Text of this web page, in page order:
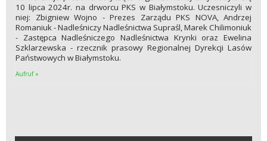
10 lipca 2024r. na drworcu PKS w Białymstoku. Uczesniczyli w
niej: Zbigniew Wojno - Prezes Zarządu PKS NOVA, Andrzej
Romaniuk - Nadleśniczy Nadleśnictwa Supraśl, Marek Chilimoniuk
- Zastępca Nadleśniczego Nadleśnictwa Krynki oraz Ewelina
Szklarzewska - rzecznik prasowy Regionalnej Dyrekcji Lasów
Państwowych w Białymstoku.
Aufruf »